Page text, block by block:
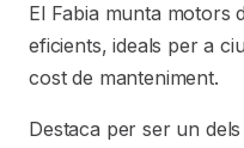
El Fabia munta motors
eficients, ideals per a
cost de manteniment.
Destaca per ser un